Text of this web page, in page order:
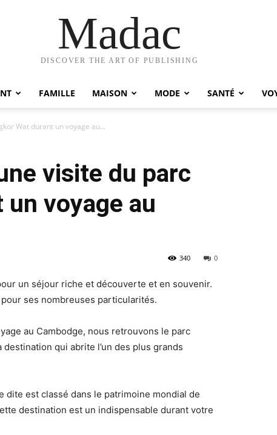
Madac
DISCOVER THE ART OF PUBLISHING
FAMILLE MAISON MODE SANTÉ
Wat durant un voyage au...
visite du parc
voyage au
0
340
un séjour riche et découverte et en souvenir.
ses nombreuses particularités.
au Cambodge, nous retrouvons le parc
destination qui abrite l’un des plus grands
dite est classé dans le patrimoine mondial de
destination est un indispensable durant votre